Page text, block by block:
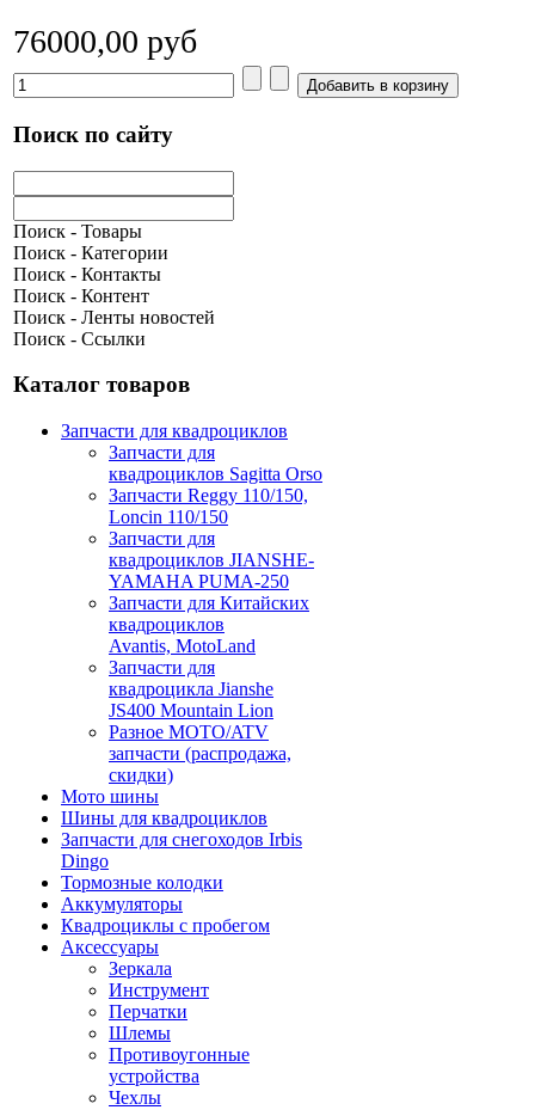
76000,00 руб
Поиск по сайту
Поиск - Товары
Поиск - Категории
Поиск - Контакты
Поиск - Контент
Поиск - Ленты новостей
Поиск - Ссылки
Каталог товаров
Запчасти для квадроциклов
Запчасти для
квадроциклов Sagitta Orso
Запчасти Reggy 110/150,
Loncin 110/150
Запчасти для
квадроциклов JIANSHE-
YAMAHA PUMA-250
Запчасти для Китайских
квадроциклов
Avantis, MotoLand
Запчасти для
квадроцикла Jianshe
JS400 Mountain Lion
Разное МОТО/ATV
запчасти (распродажа,
скидки)
Мото шины
Шины для квадроциклов
Запчасти для снегоходов Irbis
Dingo
Тормозные колодки
Аккумуляторы
Квадроциклы с пробегом
Аксессуары
Зеркала
Инструмент
Перчатки
Шлемы
Противоугонные
устройства
Чехлы